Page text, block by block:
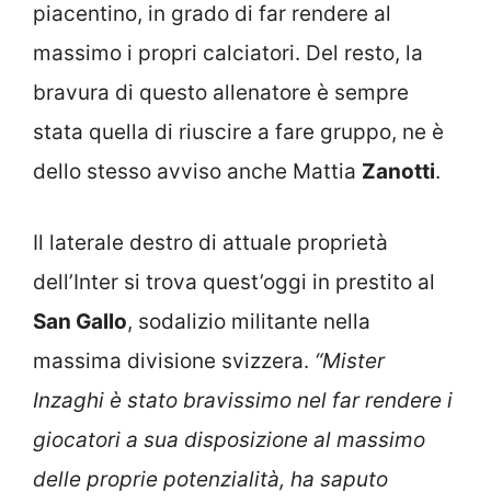
piacentino, in grado di far rendere al
massimo i propri calciatori. Del resto, la
bravura di questo allenatore è sempre
stata quella di riuscire a fare gruppo, ne è
dello stesso avviso anche Mattia Zanotti.
Il laterale destro di attuale proprietà
dell’Inter si trova quest’oggi in prestito al
San Gallo, sodalizio militante nella
massima divisione svizzera. “Mister
Inzaghi è stato bravissimo nel far rendere i
giocatori a sua disposizione al massimo
delle proprie potenzialità, ha saputo